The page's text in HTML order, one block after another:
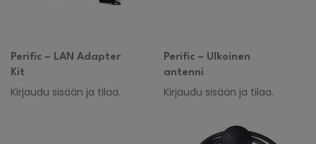
Perific – LAN Adapter
Kit
Kirjaudu sisään ja tilaa.
Perific – Ulkoinen
antenni
Kirjaudu sisään ja tilaa.